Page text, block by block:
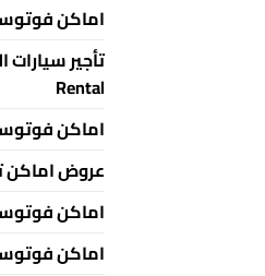
اماكن
Rental
اماكن
عروض
اماكن
اماكن فوتوسيشن